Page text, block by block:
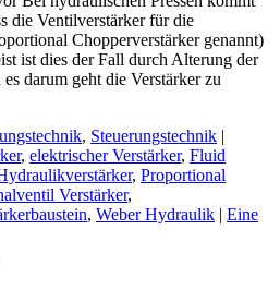
die Ventilverstärker für die
Chopperverstärker genannt)
ist dies der Fall durch Alterung der
darum geht die Verstärker zu
, Steuerungstechnik |
, elektrischer Verstärker, Fluid
, Proportional
Verstärker,
, Weber Hydraulik | Eine